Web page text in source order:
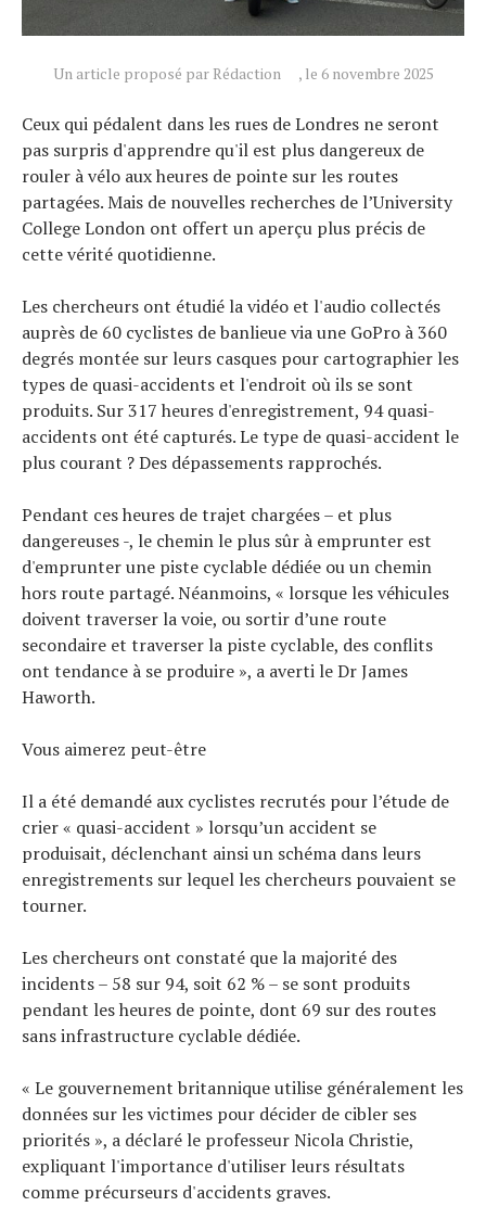
Un article proposé par Rédaction , le 6 novembre 2025
Ceux qui pédalent dans les rues de Londres ne seront
pas surpris d'apprendre qu'il est plus dangereux de
rouler à vélo aux heures de pointe sur les routes
partagées. Mais de nouvelles recherches de l’University
College London ont offert un aperçu plus précis de
cette vérité quotidienne.
Les chercheurs ont étudié la vidéo et l'audio collectés
auprès de 60 cyclistes de banlieue via une GoPro à 360
degrés montée sur leurs casques pour cartographier les
types de quasi-accidents et l'endroit où ils se sont
produits. Sur 317 heures d'enregistrement, 94 quasi-
accidents ont été capturés. Le type de quasi-accident le
plus courant ? Des dépassements rapprochés.
Pendant ces heures de trajet chargées – et plus
dangereuses -, le chemin le plus sûr à emprunter est
d'emprunter une piste cyclable dédiée ou un chemin
hors route partagé. Néanmoins, « lorsque les véhicules
doivent traverser la voie, ou sortir d’une route
secondaire et traverser la piste cyclable, des conflits
ont tendance à se produire », a averti le Dr James
Haworth.
Vous aimerez peut-être
Il a été demandé aux cyclistes recrutés pour l’étude de
crier « quasi-accident » lorsqu’un accident se
produisait, déclenchant ainsi un schéma dans leurs
enregistrements sur lequel les chercheurs pouvaient se
tourner.
Les chercheurs ont constaté que la majorité des
incidents – 58 sur 94, soit 62 % – se sont produits
pendant les heures de pointe, dont 69 sur des routes
sans infrastructure cyclable dédiée.
« Le gouvernement britannique utilise généralement les
données sur les victimes pour décider de cibler ses
priorités », a déclaré le professeur Nicola Christie,
expliquant l'importance d'utiliser leurs résultats
comme précurseurs d'accidents graves.
Actualités
Technologies
Tests de produits
Conseils
Tendances
Tous nos articles